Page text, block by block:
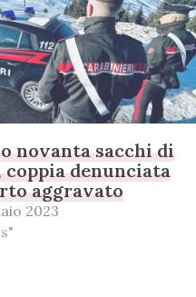
novanta sacchi di
coppia denunciata
aggravato
2023